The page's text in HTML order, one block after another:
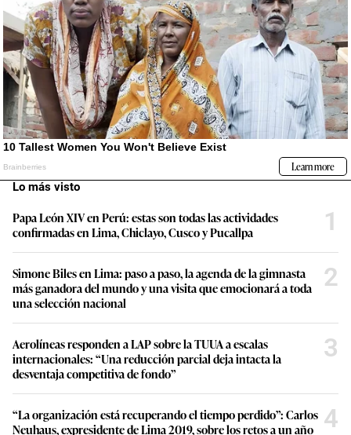
Lo más visto
Papa León XIV en Perú: estas son todas las actividades
confirmadas en Lima, Chiclayo, Cusco y Pucallpa
1
Simone Biles en Lima: paso a paso, la agenda de la gimnasta
más ganadora del mundo y una visita que emocionará a toda
una selección nacional
2
Aerolíneas responden a LAP sobre la TUUA a escalas
internacionales: “Una reducción parcial deja intacta la
desventaja competitiva de fondo”
3
“La organización está recuperando el tiempo perdido”: Carlos
Neuhaus, expresidente de Lima 2019, sobre los retos a un año
4